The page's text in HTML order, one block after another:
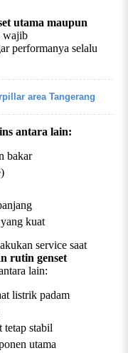
utama maupun
wajib
performanya selalu
area Tangerang
antara lain:
bakar
kuat
service saat
rutin genset
lain:
listrik padam
tetap stabil
utama